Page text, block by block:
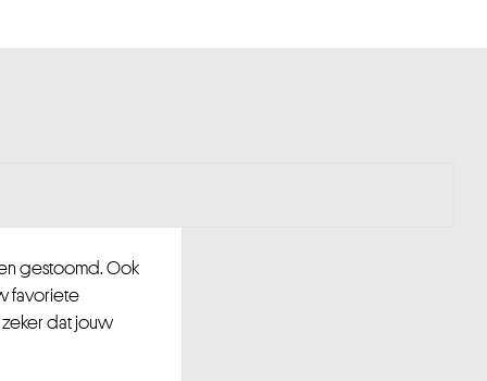
gestoomd. Ook
favoriete
dat jouw